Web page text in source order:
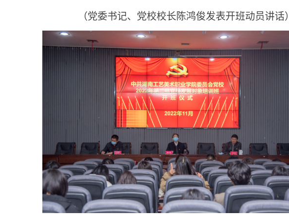
（党委书记、 党校校长 陈鸿俊发表开班动员讲话